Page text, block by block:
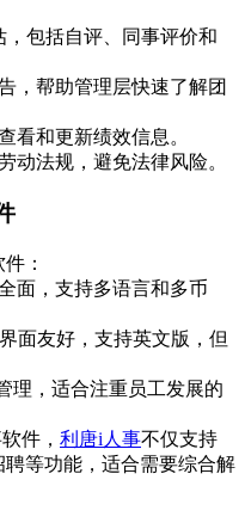
，包括自评、同事评价和
，帮助管理层快速了解团
看和更新绩效信息。
动法规，避免法律风险。
：
面，支持多语言和多币
面友好，支持英文版，但
理，适合注重员工发展的
件， 利唐i人事不仅支持
等功能，适合需要综合解